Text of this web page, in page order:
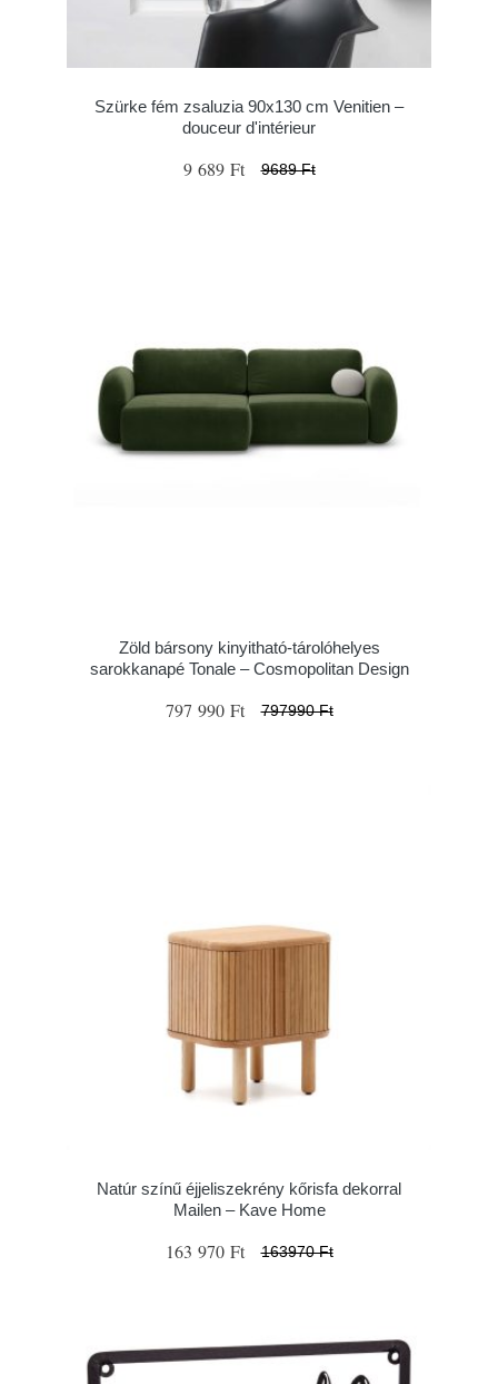
Szürke fém zsaluzia 90x130 cm Venitien –
douceur d'intérieur
9 689 Ft 9689 Ft
Zöld bársony kinyitható-tárolóhelyes
sarokkanapé Tonale – Cosmopolitan Design
797 990 Ft 797990 Ft
Natúr színű éjjeliszekrény kőrisfa dekorral
Mailen – Kave Home
163 970 Ft 163970 Ft